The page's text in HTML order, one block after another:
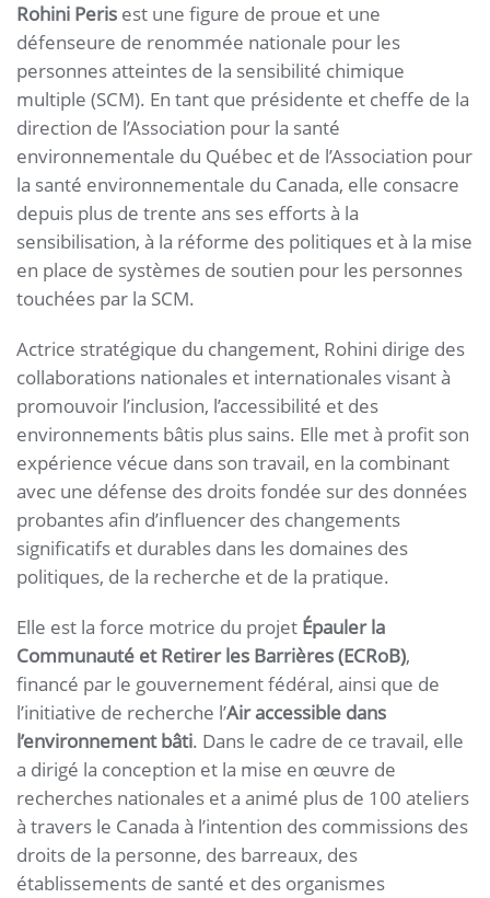
Rohini Peris est une figure de proue et une
défenseure de renommée nationale pour les
personnes atteintes de la sensibilité chimique
multiple (SCM). En tant que présidente et cheffe de la
direction de l’Association pour la santé
environnementale du Québec et de l’Association pour
la santé environnementale du Canada, elle consacre
depuis plus de trente ans ses efforts à la
sensibilisation, à la réforme des politiques et à la mise
en place de systèmes de soutien pour les personnes
touchées par la SCM.
Actrice stratégique du changement, Rohini dirige des
collaborations nationales et internationales visant à
promouvoir l’inclusion, l’accessibilité et des
environnements bâtis plus sains. Elle met à profit son
expérience vécue dans son travail, en la combinant
avec une défense des droits fondée sur des données
probantes afin d’influencer des changements
significatifs et durables dans les domaines des
politiques, de la recherche et de la pratique.
Elle est la force motrice du projet Épauler la
Communauté et Retirer les Barrières (ECRoB),
financé par le gouvernement fédéral, ainsi que de
l’initiative de recherche l’Air accessible dans
l’environnement bâti. Dans le cadre de ce travail, elle
a dirigé la conception et la mise en œuvre de
recherches nationales et a animé plus de 100 ateliers
à travers le Canada à l’intention des commissions des
droits de la personne, des barreaux, des
établissements de santé et des organismes